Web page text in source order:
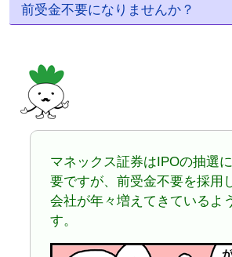
前受金不要になりませんか？
マネックス証券はIPOの抽選
要ですが、前受金不要を採用
会社が年々増えてきているよ
す。